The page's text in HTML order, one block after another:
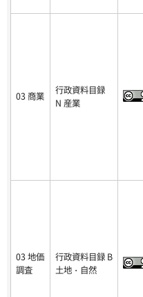
03 商業
行政資料目録
N 産業
03 地価
調査
行政資料目録 B
土地・自然